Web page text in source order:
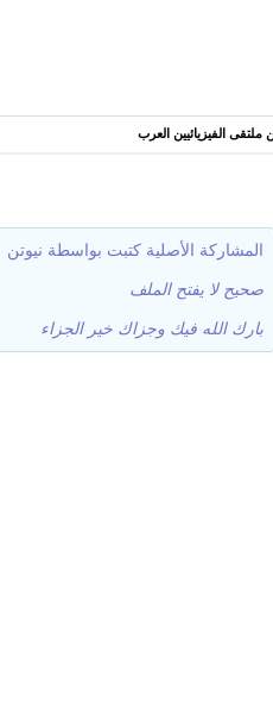
الفيزيائيين العرب
المشاركة الأصلية كتبت بواسطة نيوتن
صحيح لا يفتح الملف
بارك الله فيك وجزاك خير الجزاء